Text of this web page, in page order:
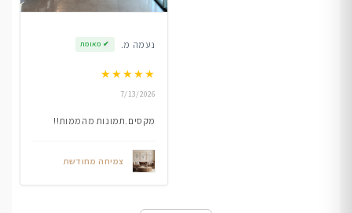
נעמה מ. ✔ מאומת
★★★★★
7/13/2026
מקסים.תמונות מהממות!!
צמיחה מחודשת